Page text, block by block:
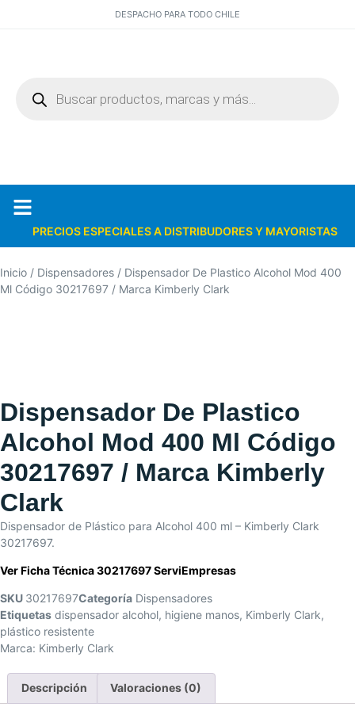
DESPACHO PARA TODO CHILE
PRECIOS ESPECIALES A DISTRIBUDORES Y MAYORISTAS
Inicio / Dispensadores / Dispensador De Plastico Alcohol Mod 400
Ml Código 30217697 / Marca Kimberly Clark
Dispensador De Plastico
Alcohol Mod 400 Ml Código
30217697 / Marca Kimberly
Clark
Dispensador de Plástico para Alcohol 400 ml – Kimberly Clark
30217697.
Ver Ficha Técnica 30217697 ServiEmpresas
SKU 30217697Categoría Dispensadores
Etiquetas dispensador alcohol, higiene manos, Kimberly Clark,
plástico resistente
Marca: Kimberly Clark
Descripción Valoraciones (0)